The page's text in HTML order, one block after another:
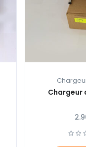
Chargeur